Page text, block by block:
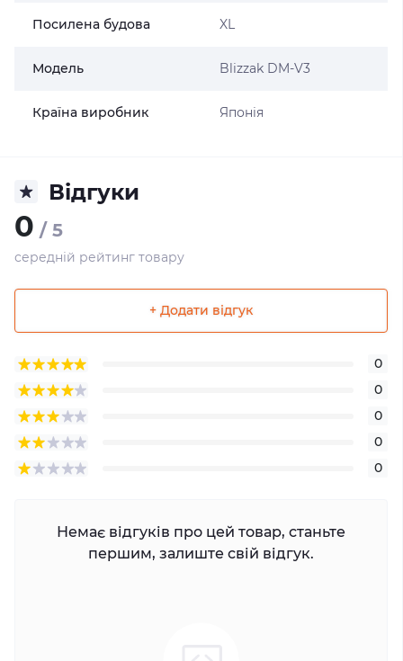
Посилена будова XL
Модель Blizzak DM-V3
Країна виробник Японія
Відгуки
0 / 5
середній рейтинг товару
+ Додати відгук
0
0
0
0
0
Немає відгуків про цей товар, станьте
першим, залиште свій відгук.